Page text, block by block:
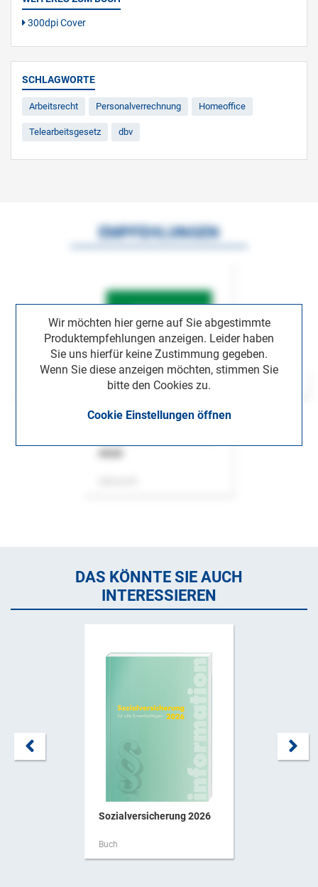
300dpi Cover
SCHLAGWORTE
Arbeitsrecht Personalverrechnung Homeoffice
Telearbeitsgesetz dbv
Wir möchten hier gerne auf Sie abgestimmte
Produktempfehlungen anzeigen. Leider haben
Sie uns hierfür keine Zustimmung gegeben.
Wenn Sie diese anzeigen möchten, stimmen Sie
bitte den Cookies zu.
Cookie Einstellungen öffnen
EMPFEHLUNGEN
DAS KÖNNTE SIE AUCH
INTERESSIEREN
Sozialversicherung 2026
Buch